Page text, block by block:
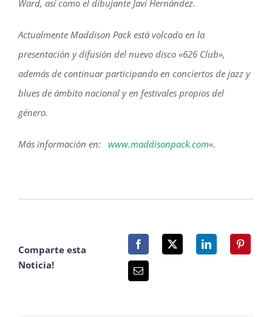
Ward, así como el dibujante Javi Hernández.
Actualmente Maddison Pack está volcado en la
presentación y difusión del nuevo disco «626 Club»,
además de continuar participando en conciertos de jazz y
blues de ámbito nacional y en festivales propios del
género.
Más información en: www.maddisonpack.com«.
Comparte esta
Noticia!